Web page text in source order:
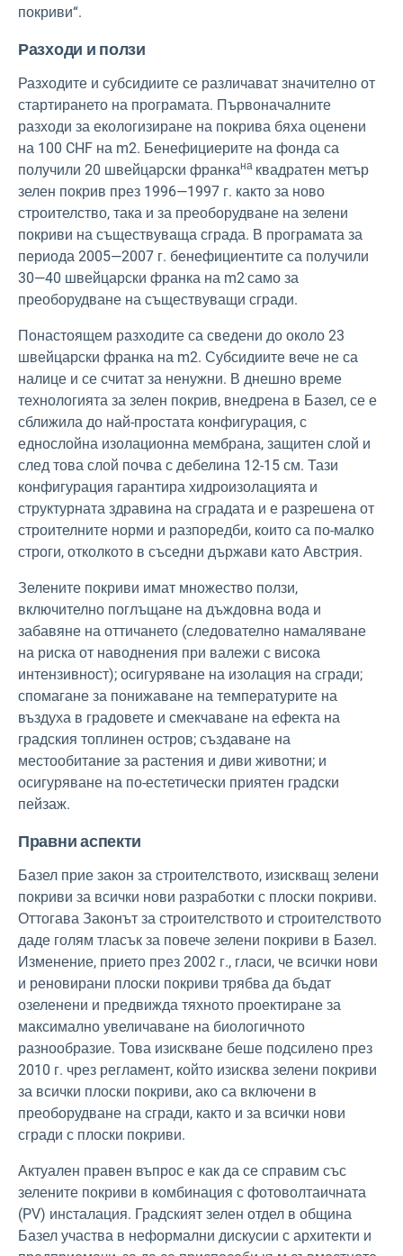
покриви“.
Разходи и ползи
Разходите и субсидиите се различават значително от
стартирането на програмата. Първоначалните
разходи за екологизиране на покрива бяха оценени
на 100 CHF на m2. Бенефициерите на фонда са
получили 20 швейцарски франкана квадратен метър
зелен покрив през 1996—1997 г. както за ново
строителство, така и за преоборудване на зелени
покриви на съществуваща сграда. В програмата за
периода 2005—2007 г. бенефициентите са получили
30—40 швейцарски франка на m2само за
преоборудване на съществуващи сгради.
Понастоящем разходите са сведени до около 23
швейцарски франка на m2. Субсидиите вече не са
налице и се считат за ненужни. В днешно време
технологията за зелен покрив, внедрена в Базел, се е
сближила до най-простата конфигурация, с
еднослойна изолационна мембрана, защитен слой и
след това слой почва с дебелина 12-15 см. Тази
конфигурация гарантира хидроизолацията и
структурната здравина на сградата и е разрешена от
строителните норми и разпоредби, които са по-малко
строги, отколкото в съседни държави като Австрия.
Зелените покриви имат множество ползи,
включително поглъщане на дъждовна вода и
забавяне на оттичането (следователно намаляване
на риска от наводнения при валежи с висока
интензивност); осигуряване на изолация на сгради;
спомагане за понижаване на температурите на
въздуха в градовете и смекчаване на ефекта на
градския топлинен остров; създаване на
местообитание за растения и диви животни; и
осигуряване на по-естетически приятен градски
пейзаж.
Правни аспекти
Базел прие закон за строителството, изискващ зелени
покриви за всички нови разработки с плоски покриви.
Оттогава Законът за строителството и строителството
даде голям тласък за повече зелени покриви в Базел.
Изменение, прието през 2002 г., гласи, че всички нови
и реновирани плоски покриви трябва да бъдат
озеленени и предвижда тяхното проектиране за
максимално увеличаване на биологичното
разнообразие. Това изискване беше подсилено през
2010 г. чрез регламент, който изисква зелени покриви
за всички плоски покриви, ако са включени в
преоборудване на сгради, както и за всички нови
сгради с плоски покриви.
Актуален правен въпрос е как да се справим със
зелените покриви в комбинация с фотоволтаичната
(PV) инсталация. Градският зелен отдел в община
Базел участва в неформални дискусии с архитекти и